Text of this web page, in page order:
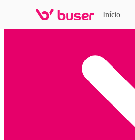
Início